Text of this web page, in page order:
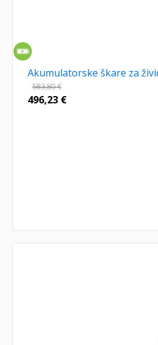
Akumulatorske škare za
583,80€
496,23 €